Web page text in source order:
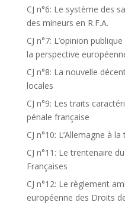
CJ n°6: Le système des
des mineurs en R.F.A.
CJ n°7: L’opinion
la perspective
CJ n°8: La nouvelle
locales
CJ n°9: Les traits
pénale française
CJ n°10: L’Allemagne à
CJ n°11: Le trentenaire
Françaises
CJ n°12: Le règlement
européenne des Droits